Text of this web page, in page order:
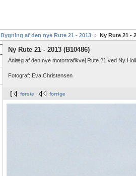
Bygning af den nye Rute 21 - 2013 Ny Rute 21 -
Ny Rute 21 - 2013 (B10486)
Anlæg af den nye motortrafikvej Rute 21 ved Ny
Fotograf: Eva Christensen
første forrige